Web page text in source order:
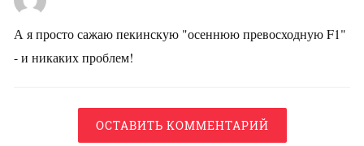
А я просто сажаю пекинскую "осеннюю превосходную F1"
- и никаких проблем!
ОСТАВИТЬ КОММЕНТАРИЙ